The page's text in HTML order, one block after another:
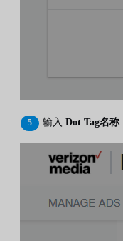
输入 Dot Tag名称